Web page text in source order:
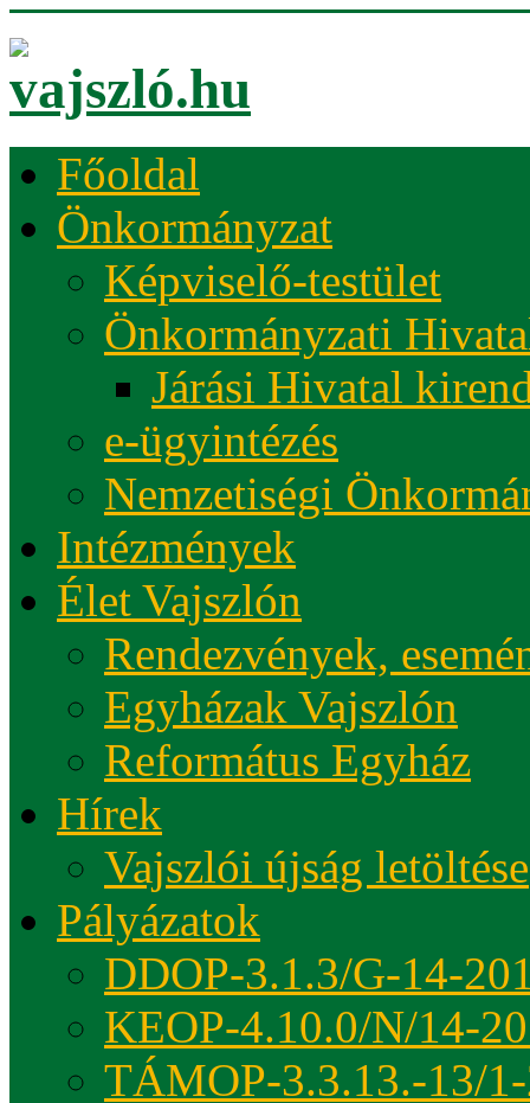
Főoldal
Önkormányzat
Képviselő-testület
Önkormányzati
Járási Hivatal
e-ügyintézés
Nemzetiségi
Intézmények
Élet Vajszlón
Rendezvények,
Egyházak Vajszlón
Református Egyház
Hírek
Vajszlói újság letöltése
Pályázatok
DDOP-3.1.3/G-14-
KEOP-4.10.0/N/14-
TÁMOP-3.3.13.-13/